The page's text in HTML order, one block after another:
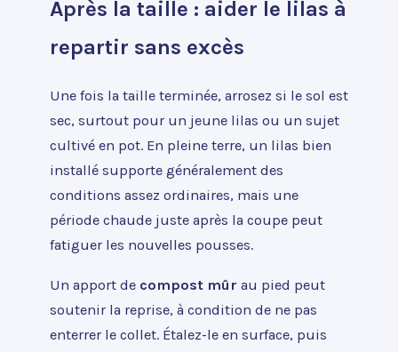
Après la taille : aider le lilas à
repartir sans excès
Une fois la taille terminée, arrosez si le sol est
sec, surtout pour un jeune lilas ou un sujet
cultivé en pot. En pleine terre, un lilas bien
installé supporte généralement des
conditions assez ordinaires, mais une
période chaude juste après la coupe peut
fatiguer les nouvelles pousses.
Un apport de compost mûr au pied peut
soutenir la reprise, à condition de ne pas
enterrer le collet. Étalez-le en surface, puis